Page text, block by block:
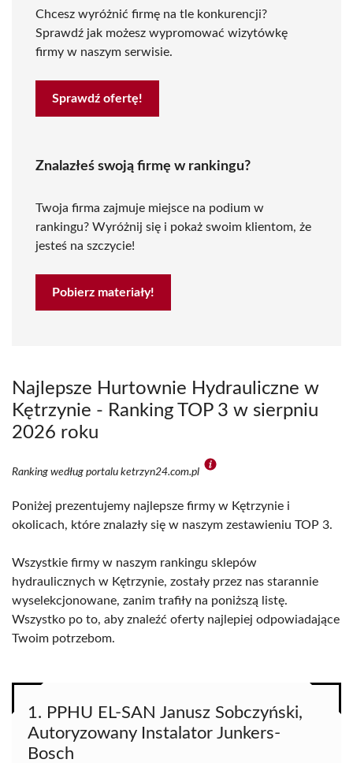
Chcesz wyróżnić firmę na tle konkurencji?
Sprawdź jak możesz wypromować wizytówkę
firmy w naszym serwisie.
Sprawdź ofertę!
Znalazłeś swoją firmę w rankingu?
Twoja firma zajmuje miejsce na podium w
rankingu? Wyróżnij się i pokaż swoim klientom, że
jesteś na szczycie!
Pobierz materiały!
Najlepsze Hurtownie Hydrauliczne w
Kętrzynie - Ranking TOP 3 w sierpniu
2026 roku
Ranking według portalu ketrzyn24.com.pl
Poniżej prezentujemy najlepsze firmy w Kętrzynie i
okolicach, które znalazły się w naszym zestawieniu TOP 3.
Wszystkie firmy w naszym rankingu sklepów
hydraulicznych w Kętrzynie, zostały przez nas starannie
wyselekcjonowane, zanim trafiły na poniższą listę.
Wszystko po to, aby znaleźć oferty najlepiej odpowiadające
Twoim potrzebom.
1. PPHU EL-SAN Janusz Sobczyński,
Autoryzowany Instalator Junkers-
Bosch